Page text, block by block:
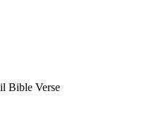
Bible Verse